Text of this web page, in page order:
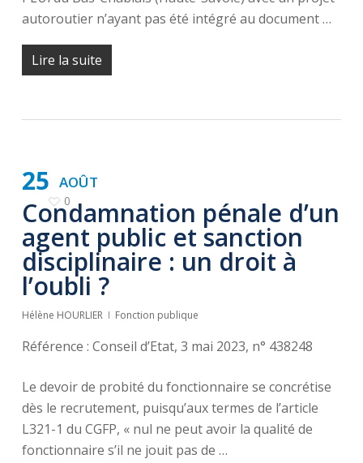
autoroutier n’ayant pas été intégré au document …
Lire la suite
AOÛT
25
0
Condamnation pénale d’un
agent public et sanction
disciplinaire : un droit à
l’oubli ?
Hélène HOURLIER Fonction publique
Référence : Conseil d’Etat, 3 mai 2023, n° 438248
Le devoir de probité du fonctionnaire se concrétise
dès le recrutement, puisqu’aux termes de l’article
L321-1 du CGFP, « nul ne peut avoir la qualité de
fonctionnaire s’il ne jouit pas de …